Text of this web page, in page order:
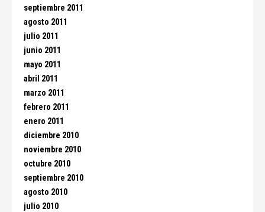
septiembre 2011
agosto 2011
julio 2011
junio 2011
mayo 2011
abril 2011
marzo 2011
febrero 2011
enero 2011
diciembre 2010
noviembre 2010
octubre 2010
septiembre 2010
agosto 2010
julio 2010